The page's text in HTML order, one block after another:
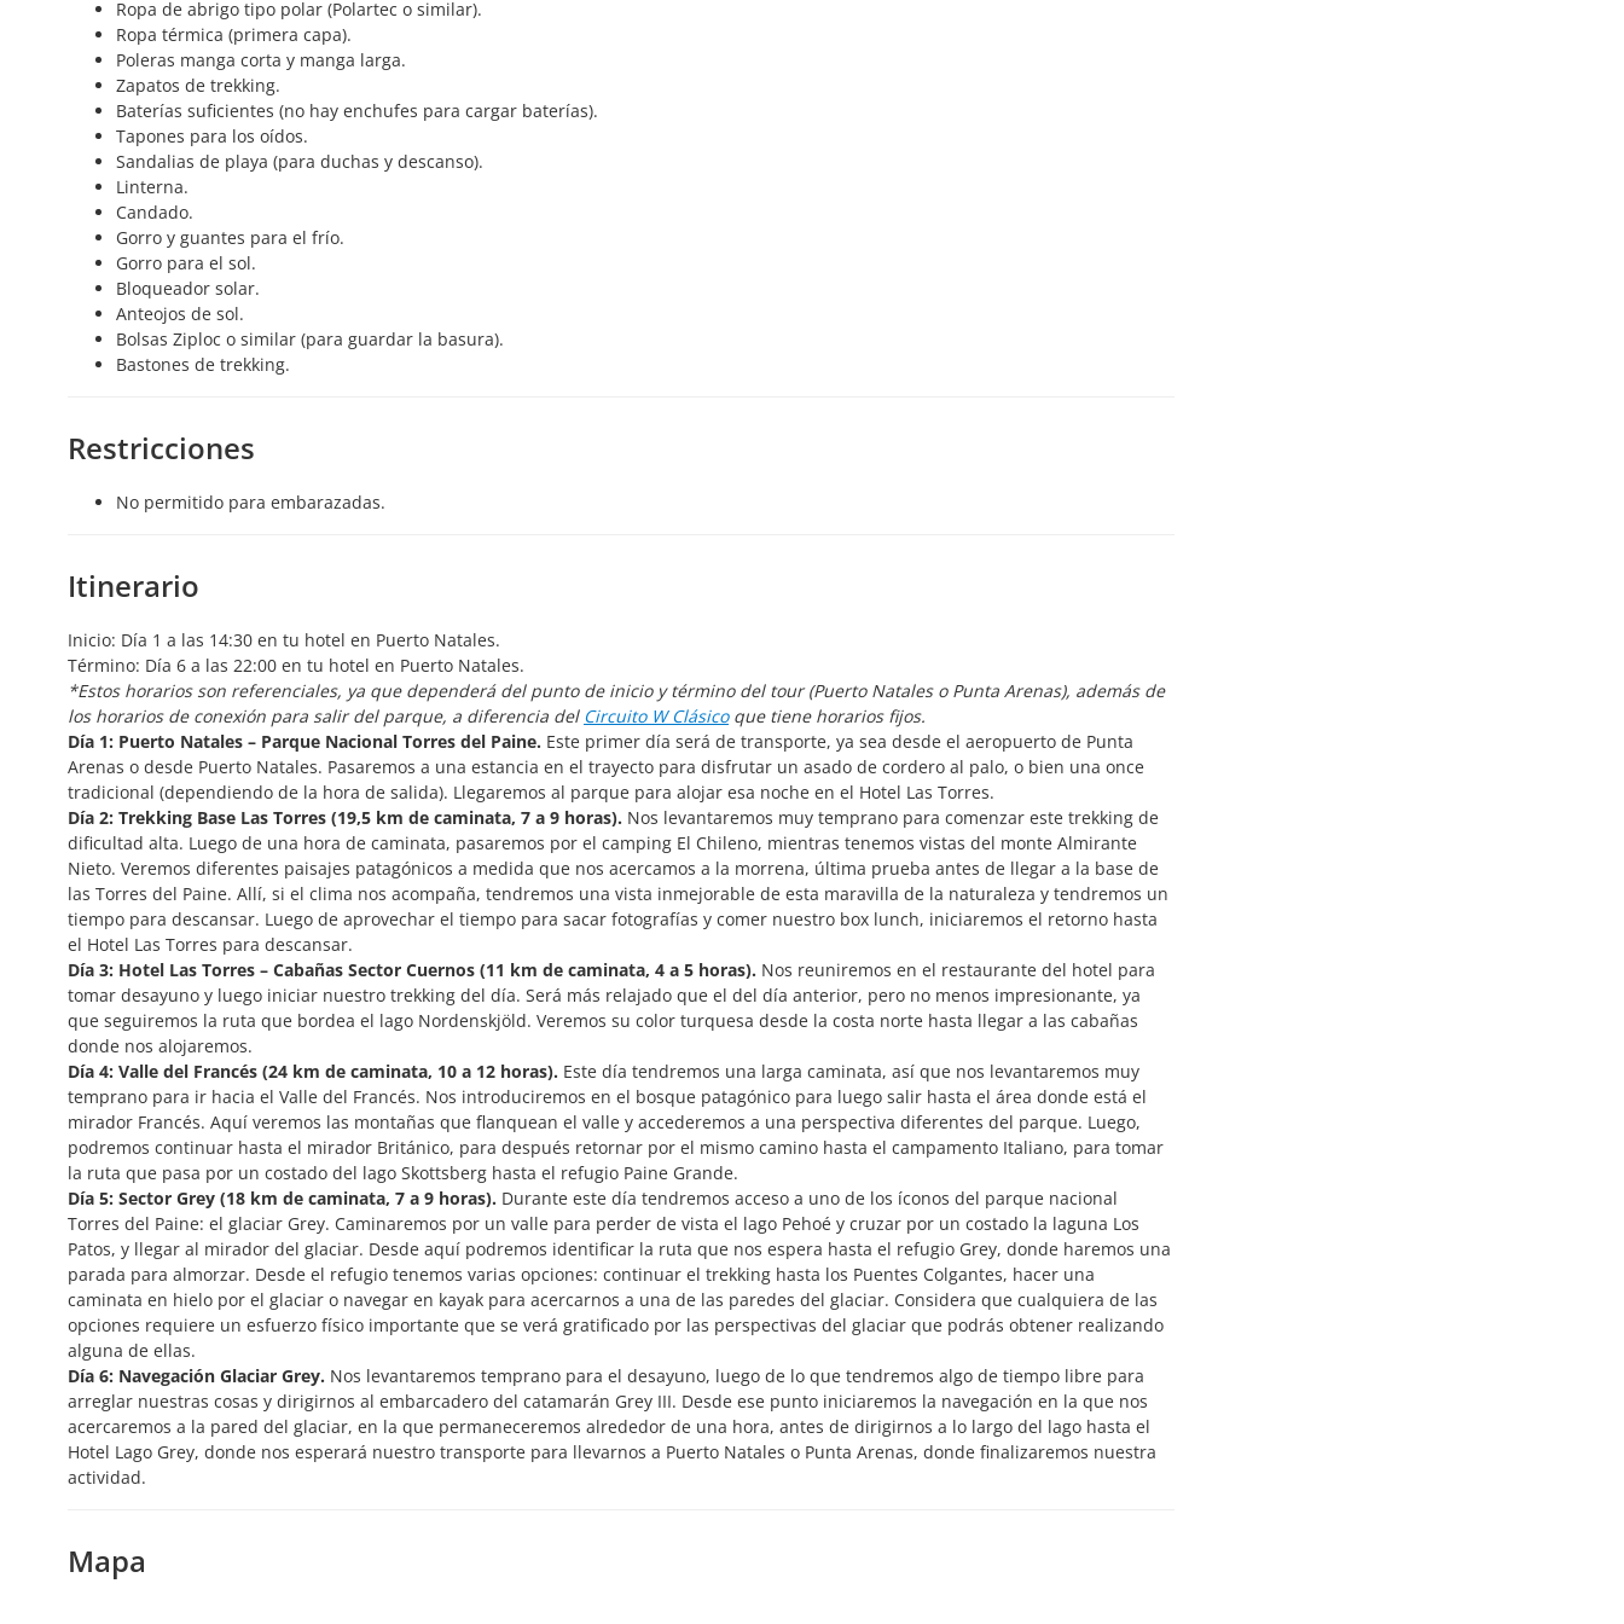
Ropa de abrigo tipo polar (Polartec o similar).
Ropa térmica (primera capa).
Poleras manga corta y manga larga.
Zapatos de trekking.
Baterías suficientes (no hay enchufes para cargar baterías).
Tapones para los oídos.
Sandalias de playa (para duchas y descanso).
Linterna.
Candado.
Gorro y guantes para el frío.
Gorro para el sol.
Bloqueador solar.
Anteojos de sol.
Bolsas Ziploc o similar (para guardar la basura).
Bastones de trekking.
Restricciones
No permitido para embarazadas.
Itinerario
Inicio: Día 1 a las 14:30 en tu hotel en Puerto Natales.
Término: Día 6 a las 22:00 en tu hotel en Puerto Natales.
*Estos horarios son referenciales, ya que dependerá del punto de inicio y término del tour (Puerto Natales o Punta Arenas), además de
los horarios de conexión para salir del parque, a diferencia del Circuito W Clásicoque tiene horarios fijos.
Día 1: Puerto Natales – Parque Nacional Torres del Paine. Este primer día será de transporte, ya sea desde el aeropuerto de Punta
Arenas o desde Puerto Natales. Pasaremos a una estancia en el trayecto para disfrutar un asado de cordero al palo, o bien una once
tradicional (dependiendo de la hora de salida). Llegaremos al parque para alojar esa noche en el Hotel Las Torres.
Día 2: Trekking Base Las Torres (19,5 km de caminata, 7 a 9 horas). Nos levantaremos muy temprano para comenzar este trekking de
dificultad alta. Luego de una hora de caminata, pasaremos por el camping El Chileno, mientras tenemos vistas del monte Almirante
Nieto. Veremos diferentes paisajes patagónicos a medida que nos acercamos a la morrena, última prueba antes de llegar a la base de
las Torres del Paine. Allí, si el clima nos acompaña, tendremos una vista inmejorable de esta maravilla de la naturaleza y tendremos un
tiempo para descansar. Luego de aprovechar el tiempo para sacar fotografías y comer nuestro box lunch, iniciaremos el retorno hasta
el Hotel Las Torres para descansar.
Día 3: Hotel Las Torres – Cabañas Sector Cuernos (11 km de caminata, 4 a 5 horas). Nos reuniremos en el restaurante del hotel para
tomar desayuno y luego iniciar nuestro trekking del día. Será más relajado que el del día anterior, pero no menos impresionante, ya
que seguiremos la ruta que bordea el lago Nordenskjöld. Veremos su color turquesa desde la costa norte hasta llegar a las cabañas
donde nos alojaremos.
Día 4: Valle del Francés (24 km de caminata, 10 a 12 horas). Este día tendremos una larga caminata, así que nos levantaremos muy
temprano para ir hacia el Valle del Francés. Nos introduciremos en el bosque patagónico para luego salir hasta el área donde está el
mirador Francés. Aquí veremos las montañas que flanquean el valle y accederemos a una perspectiva diferentes del parque. Luego,
podremos continuar hasta el mirador Británico, para después retornar por el mismo camino hasta el campamento Italiano, para tomar
la ruta que pasa por un costado del lago Skottsberg hasta el refugio Paine Grande.
Día 5: Sector Grey (18 km de caminata, 7 a 9 horas). Durante este día tendremos acceso a uno de los íconos del parque nacional
Torres del Paine: el glaciar Grey. Caminaremos por un valle para perder de vista el lago Pehoé y cruzar por un costado la laguna Los
Patos, y llegar al mirador del glaciar. Desde aquí podremos identificar la ruta que nos espera hasta el refugio Grey, donde haremos una
parada para almorzar. Desde el refugio tenemos varias opciones: continuar el trekking hasta los Puentes Colgantes, hacer una
caminata en hielo por el glaciar o navegar en kayak para acercarnos a una de las paredes del glaciar. Considera que cualquiera de las
opciones requiere un esfuerzo físico importante que se verá gratificado por las perspectivas del glaciar que podrás obtener realizando
alguna de ellas.
Día 6: Navegación Glaciar Grey. Nos levantaremos temprano para el desayuno, luego de lo que tendremos algo de tiempo libre para
arreglar nuestras cosas y dirigirnos al embarcadero del catamarán Grey III. Desde ese punto iniciaremos la navegación en la que nos
acercaremos a la pared del glaciar, en la que permaneceremos alrededor de una hora, antes de dirigirnos a lo largo del lago hasta el
Hotel Lago Grey, donde nos esperará nuestro transporte para llevarnos a Puerto Natales o Punta Arenas, donde finalizaremos nuestra
actividad.
Mapa